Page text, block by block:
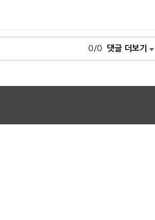
0/0 댓글 더보기